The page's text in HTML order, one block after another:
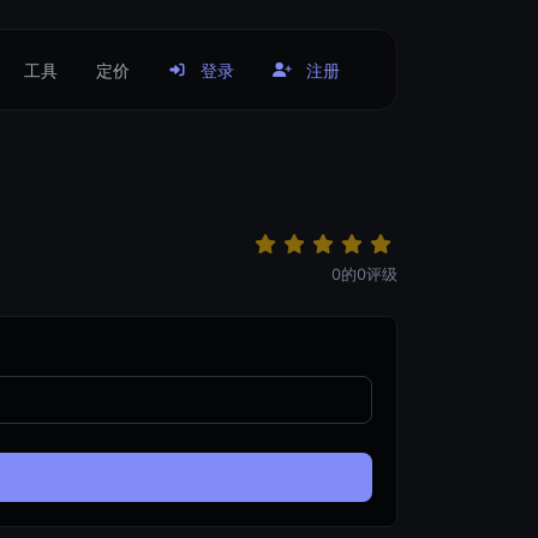
工具 定价 登录 注册
0的0评级